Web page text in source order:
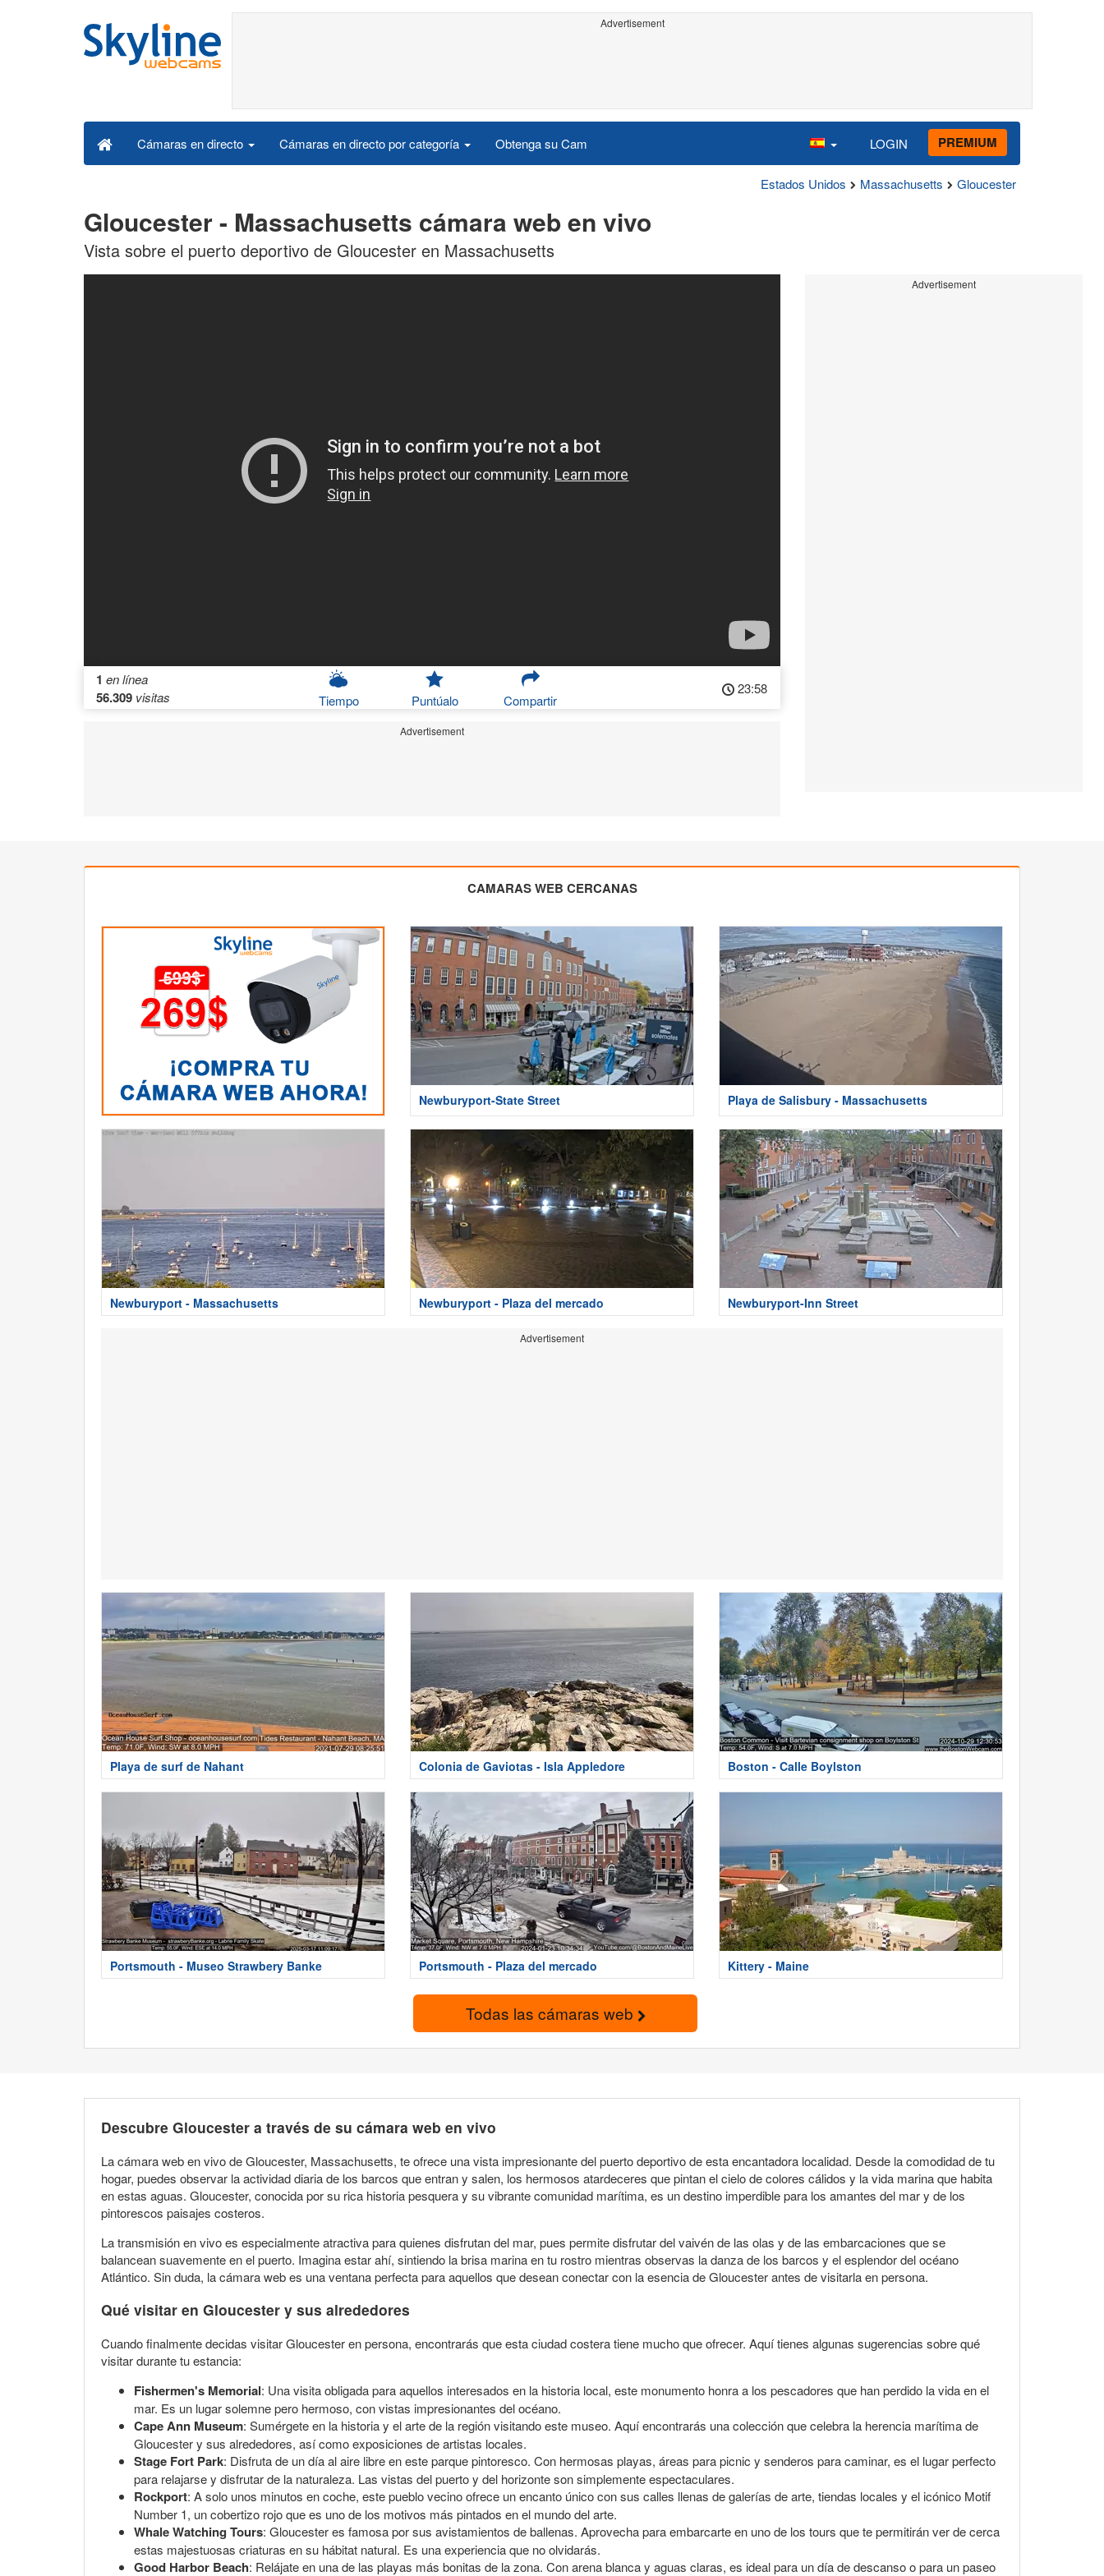
Advertisement
Cámaras en directo Cámaras en directo por categoría Obtenga su Cam LOGIN PREMIUM
Estados Unidos Massachusetts Gloucester
Gloucester - Massachusetts cámara web en vivo
Vista sobre el puerto deportivo de Gloucester en Massachusetts
1 en línea
56.309 visitas Tiempo Puntúalo Compartir
23:58
Advertisement
Advertisement
CAMARAS WEB CERCANAS
Newburyport-State Street Playa de Salisbury - Massachusetts
Newburyport - Massachusetts Newburyport - Plaza del mercado Newburyport-Inn Street
Advertisement
Playa de surf de Nahant Colonia de Gaviotas - Isla Appledore Boston - Calle Boylston
Portsmouth - Museo Strawbery Banke Portsmouth - Plaza del mercado Kittery - Maine
Todas las cámaras web
Descubre Gloucester a través de su cámara web en vivo
La cámara web en vivo de Gloucester, Massachusetts, te ofrece una vista impresionante del puerto deportivo de esta encantadora localidad. Desde la comodidad de tu
hogar, puedes observar la actividad diaria de los barcos que entran y salen, los hermosos atardeceres que pintan el cielo de colores cálidos y la vida marina que habita
en estas aguas. Gloucester, conocida por su rica historia pesquera y su vibrante comunidad marítima, es un destino imperdible para los amantes del mar y de los
pintorescos paisajes costeros.
La transmisión en vivo es especialmente atractiva para quienes disfrutan del mar, pues permite disfrutar del vaivén de las olas y de las embarcaciones que se
balancean suavemente en el puerto. Imagina estar ahí, sintiendo la brisa marina en tu rostro mientras observas la danza de los barcos y el esplendor del océano
Atlántico. Sin duda, la cámara web es una ventana perfecta para aquellos que desean conectar con la esencia de Gloucester antes de visitarla en persona.
Qué visitar en Gloucester y sus alrededores
Cuando finalmente decidas visitar Gloucester en persona, encontrarás que esta ciudad costera tiene mucho que ofrecer. Aquí tienes algunas sugerencias sobre qué
visitar durante tu estancia:
Fishermen's Memorial: Una visita obligada para aquellos interesados en la historia local, este monumento honra a los pescadores que han perdido la vida en el
mar. Es un lugar solemne pero hermoso, con vistas impresionantes del océano.
Cape Ann Museum: Sumérgete en la historia y el arte de la región visitando este museo. Aquí encontrarás una colección que celebra la herencia marítima de
Gloucester y sus alrededores, así como exposiciones de artistas locales.
Stage Fort Park: Disfruta de un día al aire libre en este parque pintoresco. Con hermosas playas, áreas para picnic y senderos para caminar, es el lugar perfecto
para relajarse y disfrutar de la naturaleza. Las vistas del puerto y del horizonte son simplemente espectaculares.
Rockport: A solo unos minutos en coche, este pueblo vecino ofrece un encanto único con sus calles llenas de galerías de arte, tiendas locales y el icónico Motif
Number 1, un cobertizo rojo que es uno de los motivos más pintados en el mundo del arte.
Whale Watching Tours: Gloucester es famosa por sus avistamientos de ballenas. Aprovecha para embarcarte en uno de los tours que te permitirán ver de cerca
estas majestuosas criaturas en su hábitat natural. Es una experiencia que no olvidarás.
Good Harbor Beach: Relájate en una de las playas más bonitas de la zona. Con arena blanca y aguas claras, es ideal para un día de descanso o para un paseo